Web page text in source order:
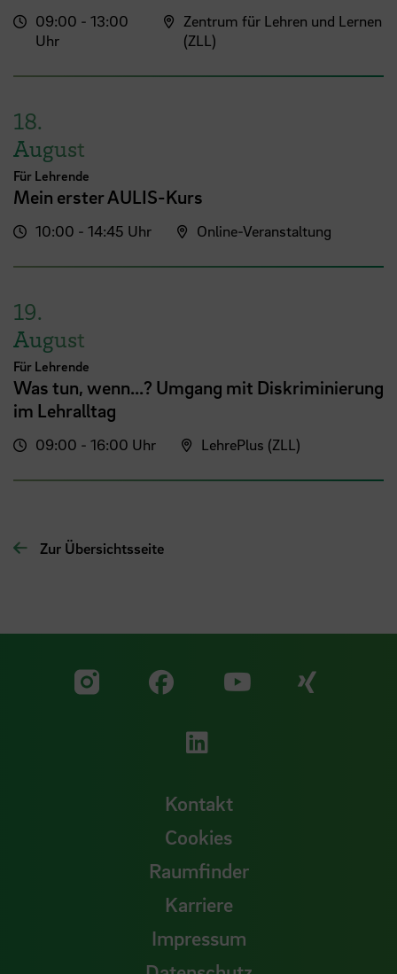
09:00 - 13:00
Uhr
Zentrum für Lehren und Lernen
(ZLL)
18.
August
Für Lehrende
Mein erster AULIS-Kurs
10:00 - 14:45 Uhr Online-Veranstaltung
19.
August
Für Lehrende
Was tun, wenn...? Umgang mit Diskriminierung
im Lehralltag
09:00 - 16:00 Uhr LehrePlus (ZLL)
Zur Übersichtsseite
Zu unserer Facebook
Zu
Zu unserer
Kontakt
Cookies
Raumfinder
Karriere
Impressum